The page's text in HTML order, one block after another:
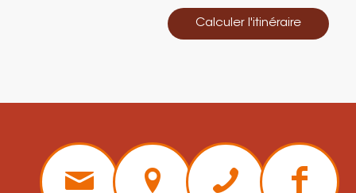
Calculer l'itinéraire